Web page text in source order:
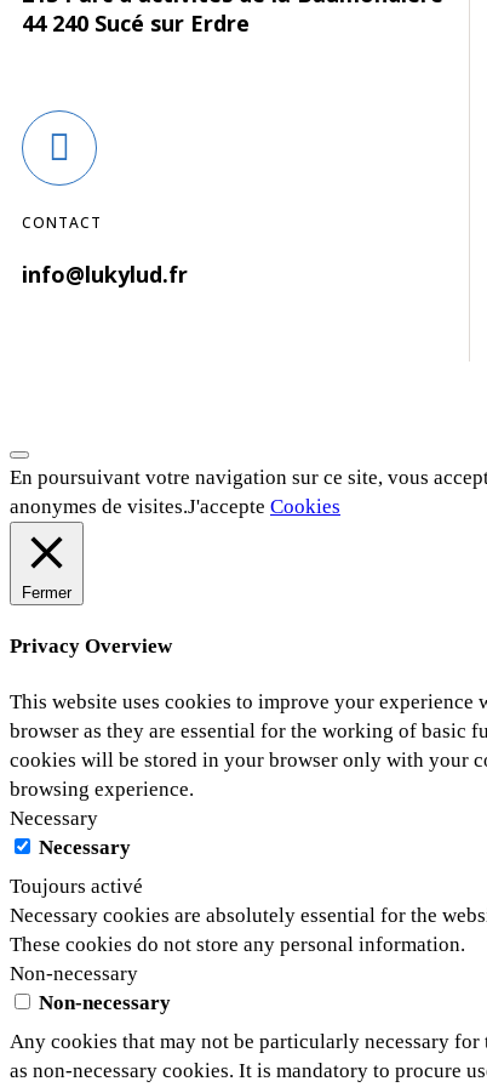
44 240 Sucé sur Erdre
CONTACT
info@lukylud.fr
En poursuivant votre navigation sur ce site, vous
anonymes de visites.J'accepte Cookies
Fermer
Privacy Overview
This website uses cookies to improve your experience
browser as they are essential for the working of basic
cookies will be stored in your browser only with your
browsing experience.
Necessary
Necessary
Toujours activé
Necessary cookies are absolutely essential for the
These cookies do not store any personal information.
Non-necessary
Non-necessary
Any cookies that may not be particularly necessary
as non-necessary cookies. It is mandatory to procure